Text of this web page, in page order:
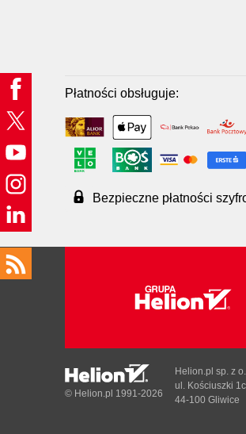
Płatności obsługuje:
Bezpieczne płatności
© Helion.pl 1991-2026
Helion.pl sp. z
ul. Kościuszki 1c
44-100 Gliwice